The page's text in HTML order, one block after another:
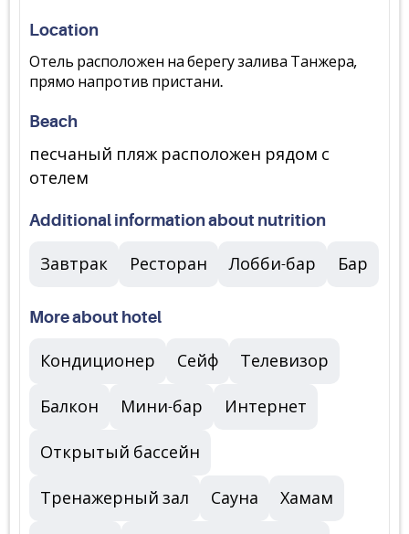
Location
Отель расположен на берегу залива Танжера,
прямо напротив пристани.
Beach
песчаный пляж расположен рядом с
отелем
Additional information about nutrition
Завтрак Ресторан Лобби-бар Бар
More about hotel
Кондиционер Сейф Телевизор
Балкон Мини-бар Интернет
Открытый бассейн
Тренажерный зал Сауна Хамам